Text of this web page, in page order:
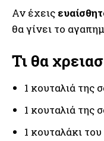
Αν έχεις
θα γίνει το
Τι θα
1 κουταλιά της
1 κουταλιά της
1 κουταλάκι